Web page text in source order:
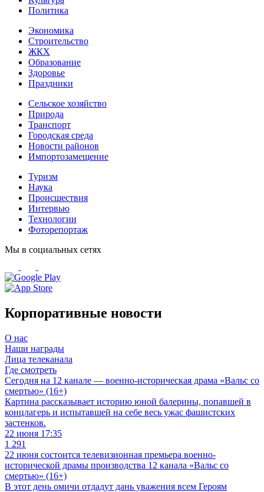
Политика
Экономика
Строительство
ЖКХ
Образование
Здоровье
Праздники
Сельское хозяйство
Природа
Транспорт
Городская среда
Новости районов
Импортозамещение
Туризм
Наука
Происшествия
Интервью
Технологии
Фоторепортаж
Мы в социальных сетях
Корпоративные новости
О нас
Наши награды
Лица телеканала
Где смотреть
Сегодня на 12 канале — военно-историческая драма «Вальс со
смертью» (16+)
Картина рассказывает историю юной балерины, попавшей в
концлагерь и испытавшей на себе весь ужас фашистских
застенков.
22 июня 17:35
1 291
22 июня состоится телевизионная премьера военно-
исторической драмы производства 12 канала «Вальс со
смертью» (16+)
В этот день омичи отдадут дань уважения всем Героям